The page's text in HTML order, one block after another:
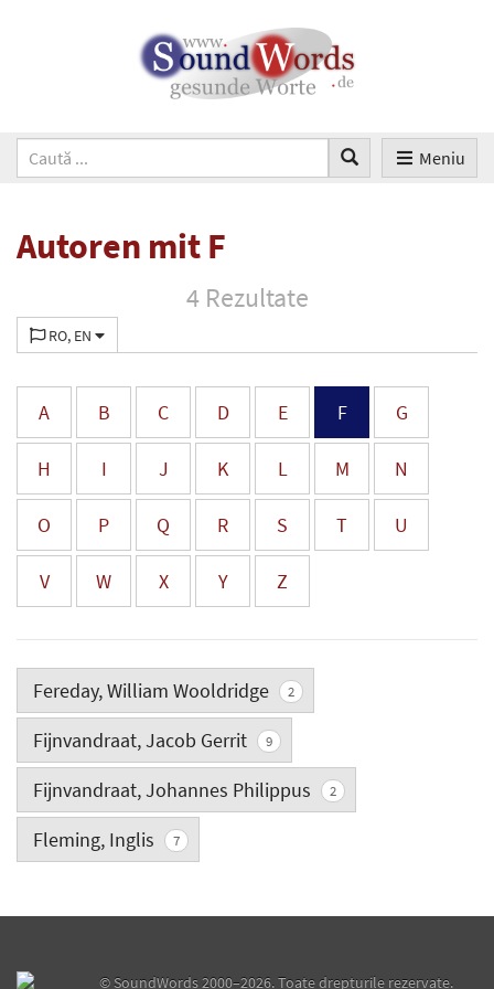
Meniu
Autoren mit F
4 Rezultate
RO, EN
A B C D E F G
H I J K L M N
O P Q R S T U
V W X Y Z
Fereday, William Wooldridge 2
Fijnvandraat, Jacob Gerrit 9
Fijnvandraat, Johannes Philippus 2
Fleming, Inglis 7
©SoundWords2000–2026. Toate drepturile rezervate.